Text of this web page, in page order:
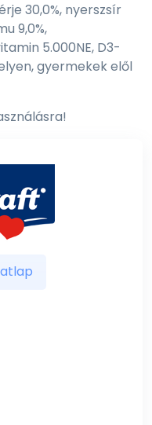
30,0%, nyerszsír
9,0%,
5.000NE, D3-
gyermekek elől